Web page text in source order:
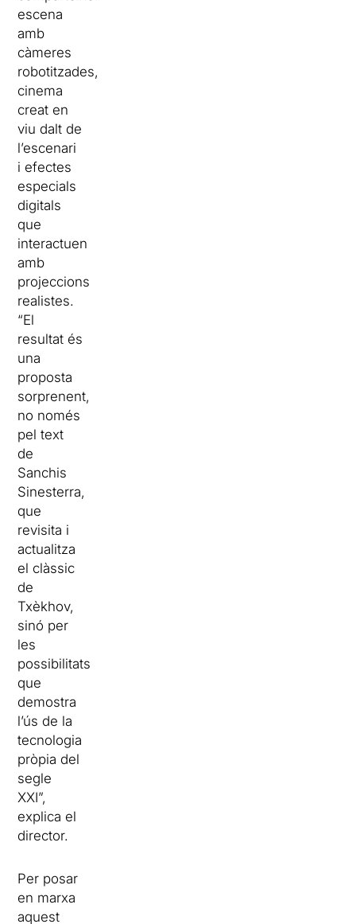
escena
amb
càmeres
robotitzades,
cinema
creat en
viu dalt de
l’escenari
i efectes
especials
digitals
que
interactuen
amb
projeccions
realistes.
“El
resultat és
una
proposta
sorprenent,
no només
pel text
de
Sanchis
Sinesterra,
que
revisita i
actualitza
el clàssic
de
Txèkhov,
sinó per
les
possibilitats
que
demostra
l’ús de la
tecnologia
pròpia del
segle
XXI”,
explica el
director.
Per posar
en marxa
aquest